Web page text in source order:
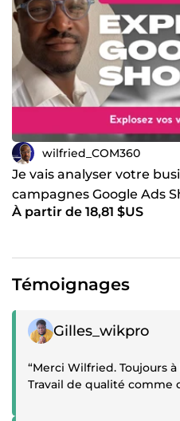
wilfried_COM360
Je vais analyser votre
campagnes Google Ads
Ecommerce
À partir de 18,81 $US
Témoignages
Témoignage positif
Gilles_wikpro
“Merci Wilfried. Toujours
Travail de qualité comme